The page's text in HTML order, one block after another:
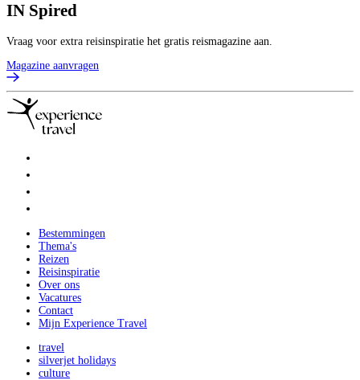
IN Spired
Vraag voor extra reisinspiratie het gratis reismagazine aan.
Magazine aanvragen
Bestemmingen
Thema's
Reizen
Reisinspiratie
Over ons
Vacatures
Contact
Mijn Experience Travel
travel
silverjet holidays
culture